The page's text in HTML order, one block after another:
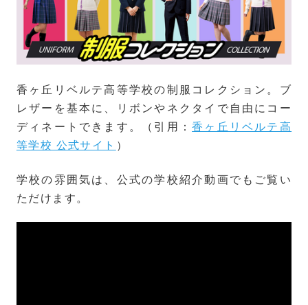
香ヶ丘リベルテ高等学校の制服コレクション。ブ
レザーを基本に、リボンやネクタイで自由にコー
ディネートできます。（引用：香ヶ丘リベルテ高
等学校 公式サイト ）
学校の雰囲気は、公式の学校紹介動画でもご覧い
ただけます。